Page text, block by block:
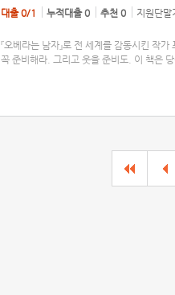
대출 0/1
누적대출 0 추천 0 지원단
『오베라는 남자』로 전 세계를 감동시킨 작
꼭 준비해라. 그리고 웃을 준비도. 이 책은